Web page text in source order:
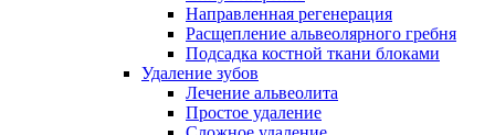
Направленная регенерация
Расщепление альвеолярного гребня
Подсадка костной ткани блоками
Удаление зубов
Лечение альвеолита
Простое удаление